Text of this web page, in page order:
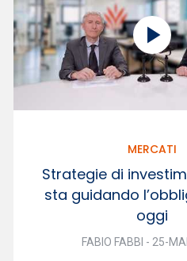
MERCATI
Strategie di
sta guidando
oggi
FABIO FABBI - 25-